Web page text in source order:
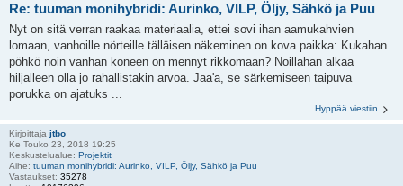
Re: tuuman monihybridi: Aurinko, VILP, Öljy, Sähkö ja Puu
Nyt on sitä verran raakaa materiaalia, ettei sovi ihan aamukahvien
lomaan, vanhoille nörteille tälläisen näkeminen on kova paikka: Kukahan
pöhkö noin vanhan koneen on mennyt rikkomaan? Noillahan alkaa
hiljalleen olla jo rahallistakin arvoa. Jaa'a, se särkemiseen taipuva
porukka on ajatuks ...
Hyppää viestiin
Kirjoittaja jtbo
Ke Touko 23, 2018 19:25
Keskustelualue: Projektit
Aihe: tuuman monihybridi: Aurinko, VILP, Öljy, Sähkö ja Puu
Vastaukset: 35278